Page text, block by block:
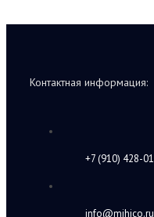
Контактная информация:
+7 (910) 428-
info@mihico.ru